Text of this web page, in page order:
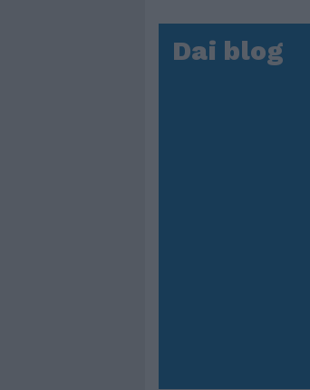
Dai blog